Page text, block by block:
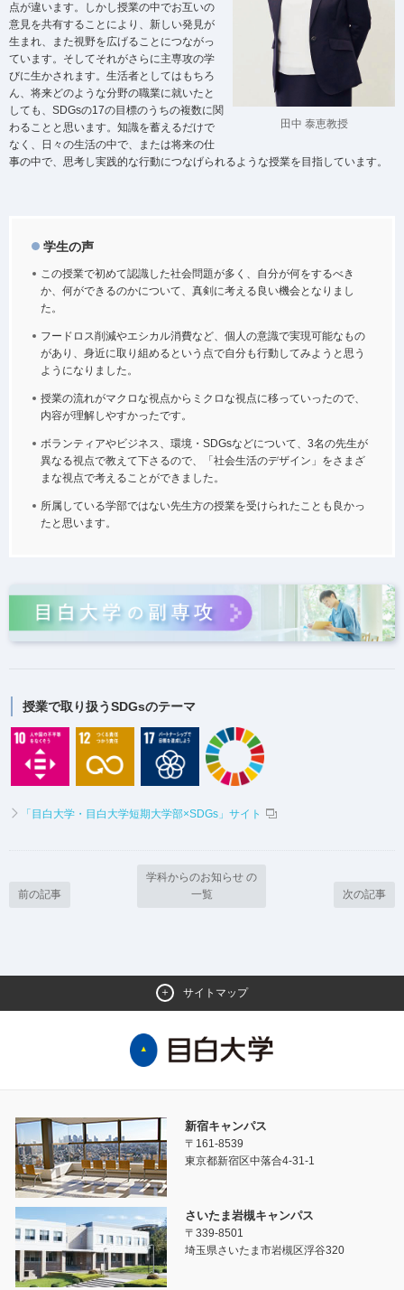
田中 泰恵教授
点が違います。しかし授業の中でお互いの
意見を共有することにより、新しい発見が
生まれ、また視野を広げることにつながっ
ています。そしてそれがさらに主専攻の学
びに生かされます。生活者としてはもちろ
ん、将来どのような分野の職業に就いたと
しても、SDGsの17の目標のうちの複数に関
わることと思います。知識を蓄えるだけで
なく、日々の生活の中で、または将来の仕
事の中で、思考し実践的な行動につなげられるような授業を目指しています。
学生の声
この授業で初めて認識した社会問題が多く、自分が何をするべき
か、何ができるのかについて、真剣に考える良い機会となりまし
た。
フードロス削減やエシカル消費など、個人の意識で実現可能なもの
があり、身近に取り組めるという点で自分も行動してみようと思う
ようになりました。
授業の流れがマクロな視点からミクロな視点に移っていったので、
内容が理解しやすかったです。
ボランティアやビジネス、環境・SDGsなどについて、3名の先生が
異なる視点で教えて下さるので、「社会生活のデザイン」をさまざ
まな視点で考えることができました。
所属している学部ではない先生方の授業を受けられたことも良かっ
たと思います。
授業で取り扱うSDGsのテーマ
「目白大学・目白大学短期大学部×SDGs」サイト
前の記事
学科からのお知らせ の
一覧
次の記事
サイトマップ
新宿キャンパス
〒161-8539
東京都新宿区中落合4-31-1
さいたま岩槻キャンパス
〒339-8501
埼玉県さいたま市岩槻区浮谷320